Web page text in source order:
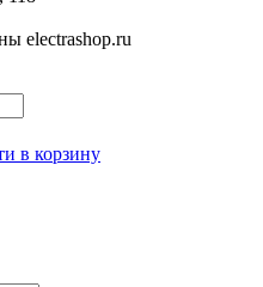
electrashop.ru
в корзину